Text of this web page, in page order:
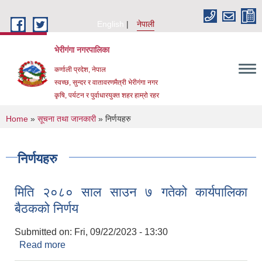
English
नेपाली
भेरीगंगा नगरपालिका
कर्णाली प्रदेश, नेपाल
स्वच्छ, सुन्दर र वातावरणमैत्री भेरीगंगा नगर
कृषि, पर्यटन र पुर्वाधारयुक्त शहर हाम्रो रहर
You are here
Home » सूचना तथा जानकारी» निर्णयहरु
निर्णयहरु
मिति २०८० साल साउन ७ गतेको कार्यपालिका
बैठकको निर्णय
Submitted on: Fri, 09/22/2023 - 13:30
Read more